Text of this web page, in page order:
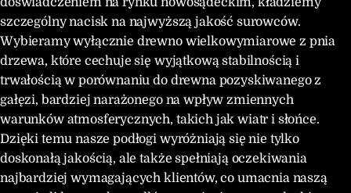
szczególny nacisk na najwyższą jakość surowców.
Wybieramy wyłącznie drewno wielkowymiarowe z pnia
drzewa, które cechuje się wyjątkową stabilnością i
trwałością w porównaniu do drewna pozyskiwanego z
gałęzi, bardziej narażonego na wpływ zmiennych
warunków atmosferycznych, takich jak wiatr i słońce.
Dzięki temu nasze podłogi wyróżniają się nie tylko
doskonałą jakością, ale także spełniają oczekiwania
najbardziej wymagających klientów, co umacnia naszą